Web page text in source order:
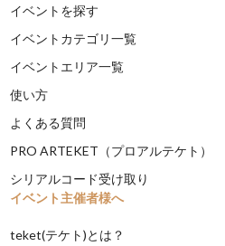
イベントを探す
イベントカテゴリ一覧
イベントエリア一覧
使い方
よくある質問
PRO ARTEKET（プロアルテケト）
シリアルコード受け取り
イベント主催者様へ
teket(テケト)とは？